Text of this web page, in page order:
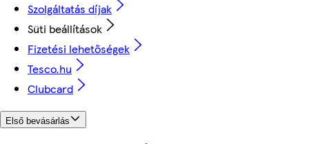
Szolgáltatás díjak
Süti beállítások
Fizetési lehetőségek
Tesco.hu
Clubcard
Első bevásárlás